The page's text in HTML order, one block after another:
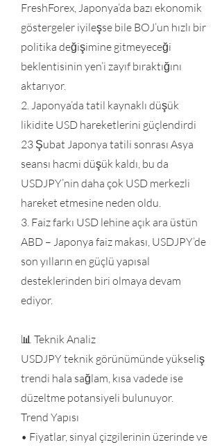
FreshForex, Japonya’da bazı ekonomik
göstergeler iyileşse bile BOJ’un hızlı bir
politika değişimine gitmeyeceği
beklentisinin yen’i zayıf bıraktığını
aktarıyor.
2. Japonya’da tatil kaynaklı düşük
likidite USD hareketlerini güçlendirdi
23 Şubat Japonya tatili sonrası Asya
seansı hacmi düşük kaldı, bu da
USDJPY’nin daha çok USD merkezli
hareket etmesine neden oldu.
3. Faiz farkı USD lehine açık ara üstün
ABD – Japonya faiz makası, USDJPY’de
son yılların en güçlü yapısal
desteklerinden biri olmaya devam
ediyor.
📊 Teknik Analiz
USDJPY teknik görünümünde yükseliş
trendi hala sağlam, kısa vadede ise
düzeltme potansiyeli bulunuyor.
Trend Yapısı
• Fiyatlar, sinyal çizgilerinin üzerinde ve